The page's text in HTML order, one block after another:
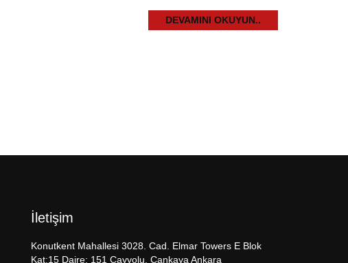
DEVAMINI OKUYUN..
İletişim
Konutkent Mahallesi 3028. Cad. Elmar Towers E Blok
Kat:15 Daire: 151 Çayyolu, Çankaya Ankara